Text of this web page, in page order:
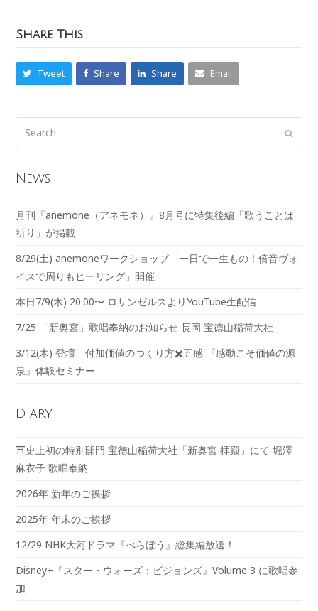
Share This
Tweet Share Share Email
News
月刊『anemone（アネモネ）』8月号に特集後編「歌うことは
祈り」が掲載
8/29(土) anemoneワークショップ「一日で一生もの！倍音ヴォ
イスで周りもヒーリング」開催
本日7/9(木) 20:00〜 ロサンゼルスよりYouTube生配信
7/25 「新奥宮」歌唱奉納のお知らせ 長岡 宝徳山稲荷大社
3/12(木) 登壇 付加価値のつくり方✖️五感 『感動こそ価値の源
泉』体験セミナー
Diary
⛩️史上初の特別開門 宝徳山稲荷大社「新奥宮 拝殿」にて 堀澤
麻衣子 歌唱奉納
2026年 新年のご挨拶
2025年 年末のご挨拶
12/29 NHK大河ドラマ『べらぼう』総集編放送！
Disney+『スター・ウォーズ：ビジョンズ』Volume 3 に歌唱参
加